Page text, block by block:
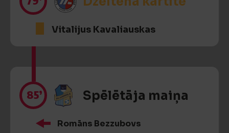
Vitalijus Kavaliauskas
85’ Spēlētāja maiņa
Romāns Bezzubovs